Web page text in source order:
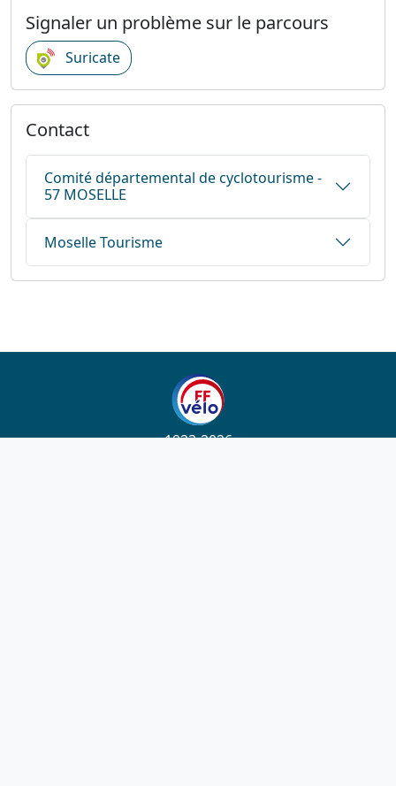
Signaler un problème sur le parcours
Suricate
Contact
Comité départemental de cyclotourisme -
57 MOSELLE
Moselle Tourisme
1923-2026